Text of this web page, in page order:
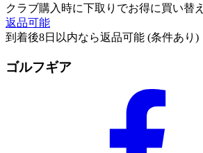
クラブ購入時に下取りでお得に買い替え
返品可能
到着後8日以内なら返品可能 (条件あり)
ゴルフギア